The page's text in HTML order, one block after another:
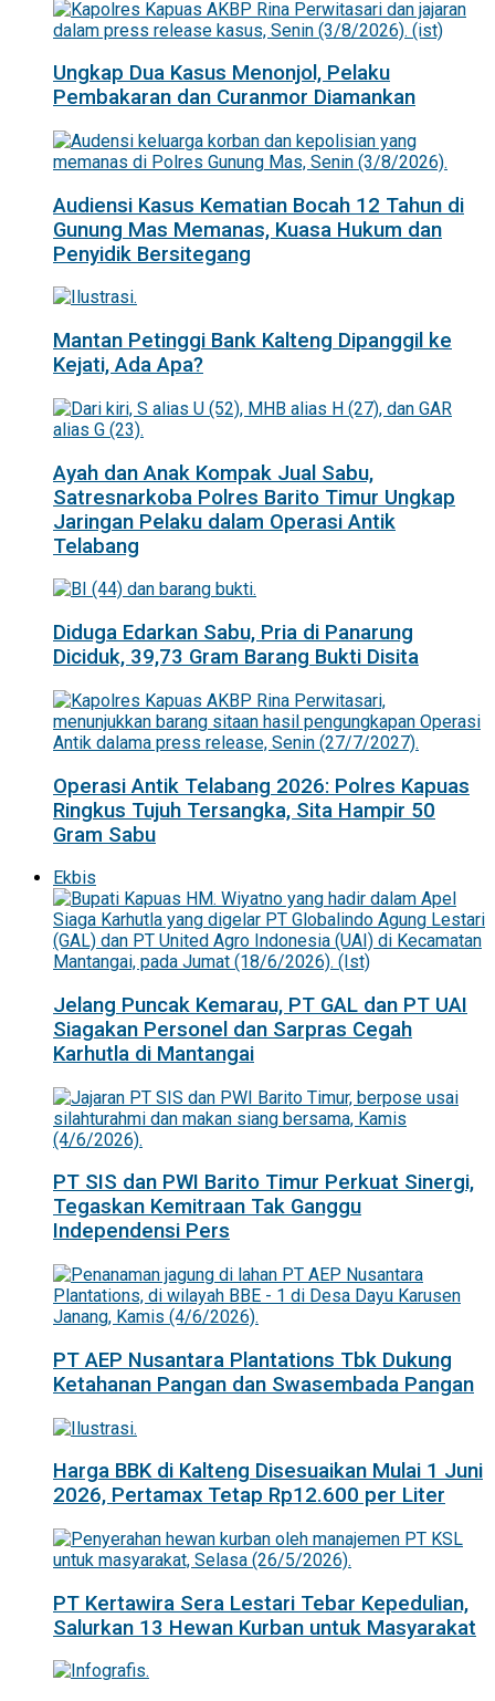
Ungkap Dua Kasus Menonjol, Pelaku
Pembakaran dan Curanmor Diamankan
Audiensi Kasus Kematian Bocah 12 Tahun di
Gunung Mas Memanas, Kuasa Hukum dan
Penyidik Bersitegang
Mantan Petinggi Bank Kalteng Dipanggil ke
Kejati, Ada Apa?
Ayah dan Anak Kompak Jual Sabu,
Satresnarkoba Polres Barito Timur Ungkap
Jaringan Pelaku dalam Operasi Antik
Telabang
Diduga Edarkan Sabu, Pria di Panarung
Diciduk, 39,73 Gram Barang Bukti Disita
Operasi Antik Telabang 2026: Polres Kapuas
Ringkus Tujuh Tersangka, Sita Hampir 50
Gram Sabu
Ekbis
Jelang Puncak Kemarau, PT GAL dan PT UAI
Siagakan Personel dan Sarpras Cegah
Karhutla di Mantangai
PT SIS dan PWI Barito Timur Perkuat Sinergi,
Tegaskan Kemitraan Tak Ganggu
Independensi Pers
PT AEP Nusantara Plantations Tbk Dukung
Ketahanan Pangan dan Swasembada Pangan
Harga BBK di Kalteng Disesuaikan Mulai 1 Juni
2026, Pertamax Tetap Rp12.600 per Liter
PT Kertawira Sera Lestari Tebar Kepedulian,
Salurkan 13 Hewan Kurban untuk Masyarakat